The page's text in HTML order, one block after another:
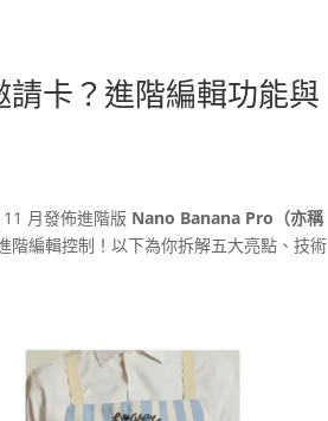
卡？進階編輯功能與
11 月發佈進階版 Nano Banana Pro（亦稱
階編輯控制！以下為你拆解五大亮點、技術